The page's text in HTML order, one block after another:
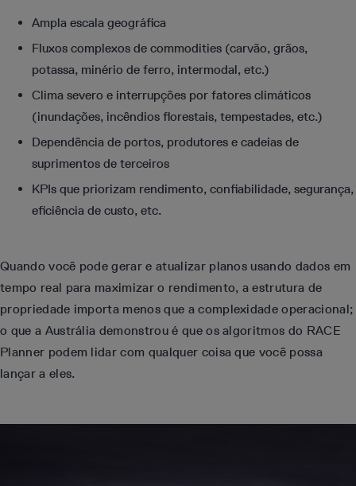
Ampla escala geográfica
Fluxos complexos de commodities (carvão, grãos,
potassa, minério de ferro, intermodal, etc.)
Clima severo e interrupções por fatores climáticos
(inundações, incêndios florestais, tempestades, etc.)
Dependência de portos, produtores e cadeias de
suprimentos de terceiros
KPIs que priorizam rendimento, confiabilidade, segurança,
eficiência de custo, etc.
Quando você pode gerar e atualizar planos usando dados em
tempo real para maximizar o rendimento, a estrutura de
propriedade importa menos que a complexidade operacional;
o que a Austrália demonstrou é que os algoritmos do RACE
Planner podem lidar com qualquer coisa que você possa
lançar a eles.